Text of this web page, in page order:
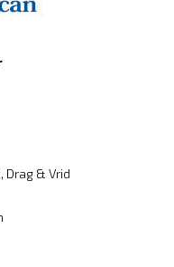
Drag & Vrid